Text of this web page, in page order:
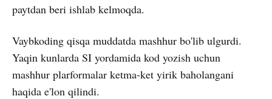
paytdan beri ishlab kelmoqda.
Vaybkoding qisqa muddatda mashhur bo'lib ulgurdi.
Yaqin kunlarda SI yordamida kod yozish uchun
mashhur plarformalar ketma-ket yirik baholangani
haqida e'lon qilindi.